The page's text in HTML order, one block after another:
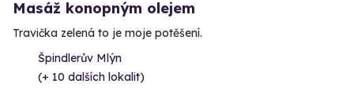
Masáž konopným olejem
Travička zelená to je moje potěšení.
Špindlerův Mlýn
(+ 10 dalších lokalit)